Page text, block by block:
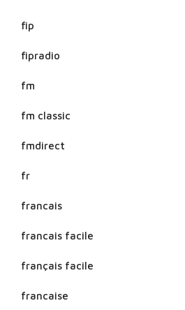
fip
fipradio
fm
fm classic
fmdirect
fr
francais
francais facile
français facile
francaise